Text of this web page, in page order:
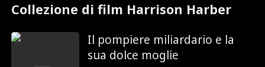
Collezione di film Harrison Harber
Il pompiere miliardario e la
sua dolce moglie